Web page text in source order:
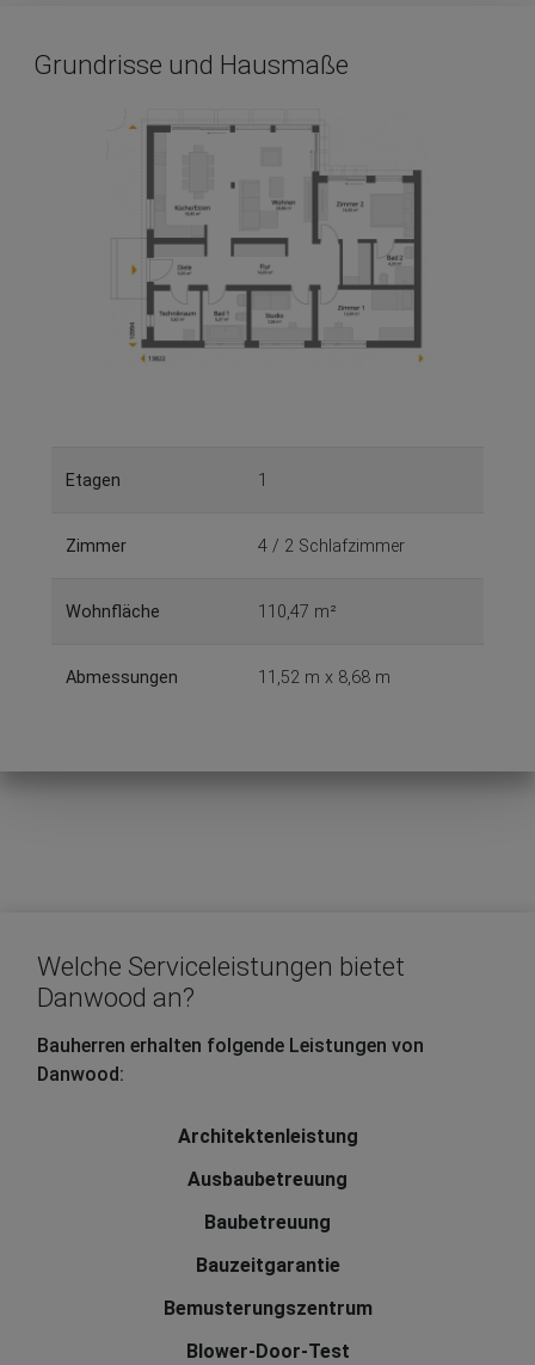
Grundrisse und Hausmaße
Etagen 1
Zimmer 4 / 2 Schlafzimmer
Wohnfläche 110,47 m²
Abmessungen 11,52 m x 8,68 m
Welche Serviceleistungen bietet
Danwood an?
Bauherren erhalten folgende Leistungen von
Danwood:
Architektenleistung
Ausbaubetreuung
Baubetreuung
Bauzeitgarantie
Bemusterungszentrum
Blower-Door-Test